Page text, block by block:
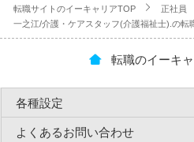
転職サイトのイーキャリアTOP
正社員
一之江/介護・ケアスタッフ(介護福祉士).の転
転職のイーキ
各種設定
よくあるお問い合わせ